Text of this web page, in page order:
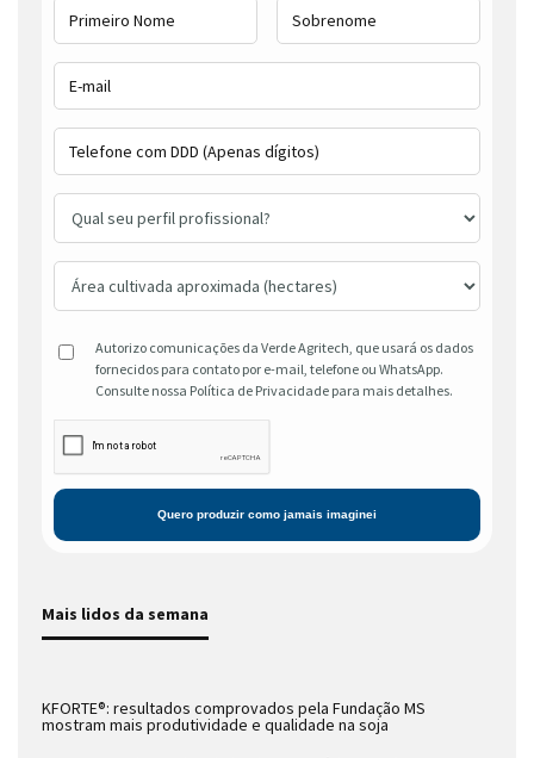
Autorizo comunicações da Verde Agritech, que usará os dados
fornecidos para contato por e-mail, telefone ou WhatsApp.
Consulte nossa Política de Privacidade para mais detalhes.
Mais lidos da semana
KFORTE®: resultados comprovados pela Fundação MS
mostram mais produtividade e qualidade na soja